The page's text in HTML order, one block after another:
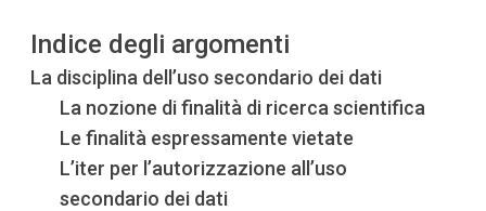
Indice degli argomenti
La disciplina dell’uso secondario dei dati
La nozione di finalità di ricerca scientifica
Le finalità espressamente vietate
L’iter per l’autorizzazione all’uso
secondario dei dati